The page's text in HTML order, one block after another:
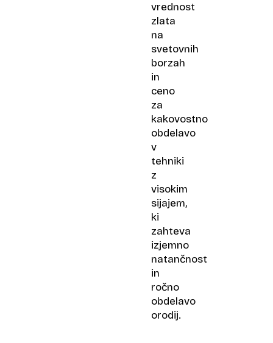
vrednost
zlata
na
svetovnih
borzah
in
ceno
za
kakovostno
obdelavo
v
tehniki
z
visokim
sijajem,
ki
zahteva
izjemno
natančnost
in
ročno
obdelavo
orodij.